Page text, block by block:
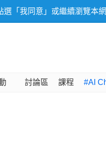
「我同意」或繼續瀏覽本
討論區 課程 #AI